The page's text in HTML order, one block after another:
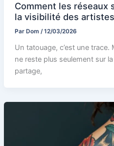
Comment les réseaux
la visibilité des
Par Dom /12/03/2026
Un tatouage, c’est une trace.
ne reste plus seulement sur
partage,